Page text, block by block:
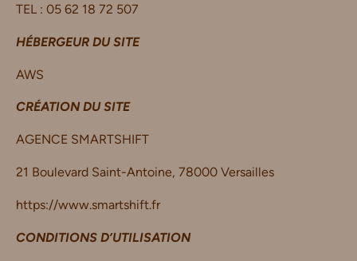
TEL : 05 62 18 72 507
HÉBERGEUR DU SITE
AWS
CRÉATION DU SITE
AGENCE SMARTSHIFT
21 Boulevard Saint-Antoine, 78000 Versailles
https://www.smartshift.fr
CONDITIONS D’UTILISATION